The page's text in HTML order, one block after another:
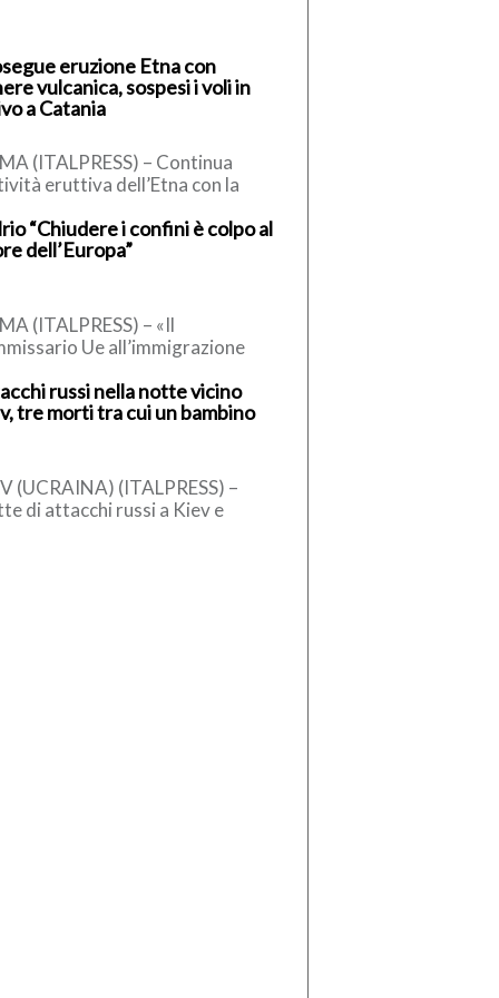
eruzione Etna con
vulcanica, sospesi i voli in
a Catania
(ITALPRESS) – Continua
eruttiva dell’Etna con la
in atmosfera. L’Istituto
di Geofisica […]
“Chiudere i confini è colpo al
dell’Europa”
(ITALPRESS) – «Il
Ue all’immigrazione
sospensione dell’accordo di
può essere […]
russi nella notte vicino
tre morti tra cui un bambino
(UCRAINA) (ITALPRESS) –
di attacchi russi a Kiev e